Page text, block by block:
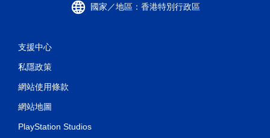
國家／地區：香港特別行政區
支援中心
私隱政策
網站使用條款
網站地圖
PlayStation Studios